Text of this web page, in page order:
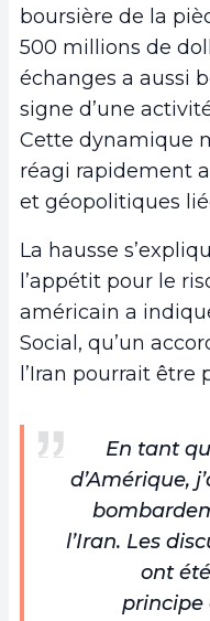
boursière de la
500 millions de
échanges a aussi
signe d’une
Cette dynamique
réagi rapidement
et géopolitiques
La hausse
l’appétit pour le
américain a
Social, qu’un
l’Iran pourrait être
En tant
d’Amérique,
l’Iran. Les
ont
principe